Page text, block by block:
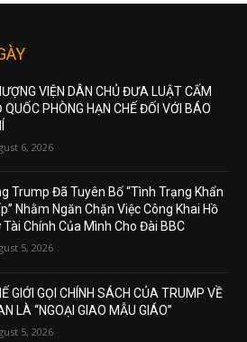
VIỆN DÂN CHỦ ĐƯA LUẬT CẤM
QUỐC PHÒNG HẠN CHẾ ĐỐI VỚI BÁO
6, 2026
Trump Đã Tuyên Bố “Tình Trạng Khẩn
Nhằm Ngăn Chặn Việc Công Khai Hồ
Tài Chính Của Mình Cho Đài BBC
5, 2026
GIỚI GỌI CHÍNH SÁCH CỦA TRUMP VỀ
LÀ “NGOẠI GIAO MẪU GIÁO”
5, 2026